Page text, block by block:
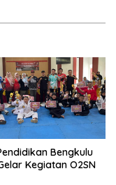
Bengkulu
Kegiatan O2SN